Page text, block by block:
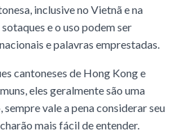
inclusive no Vietnã e na
e o uso podem ser
e palavras emprestadas.
cantoneses de Hong Kong e
eles geralmente são uma
vale a pena considerar seu
mais fácil de entender.